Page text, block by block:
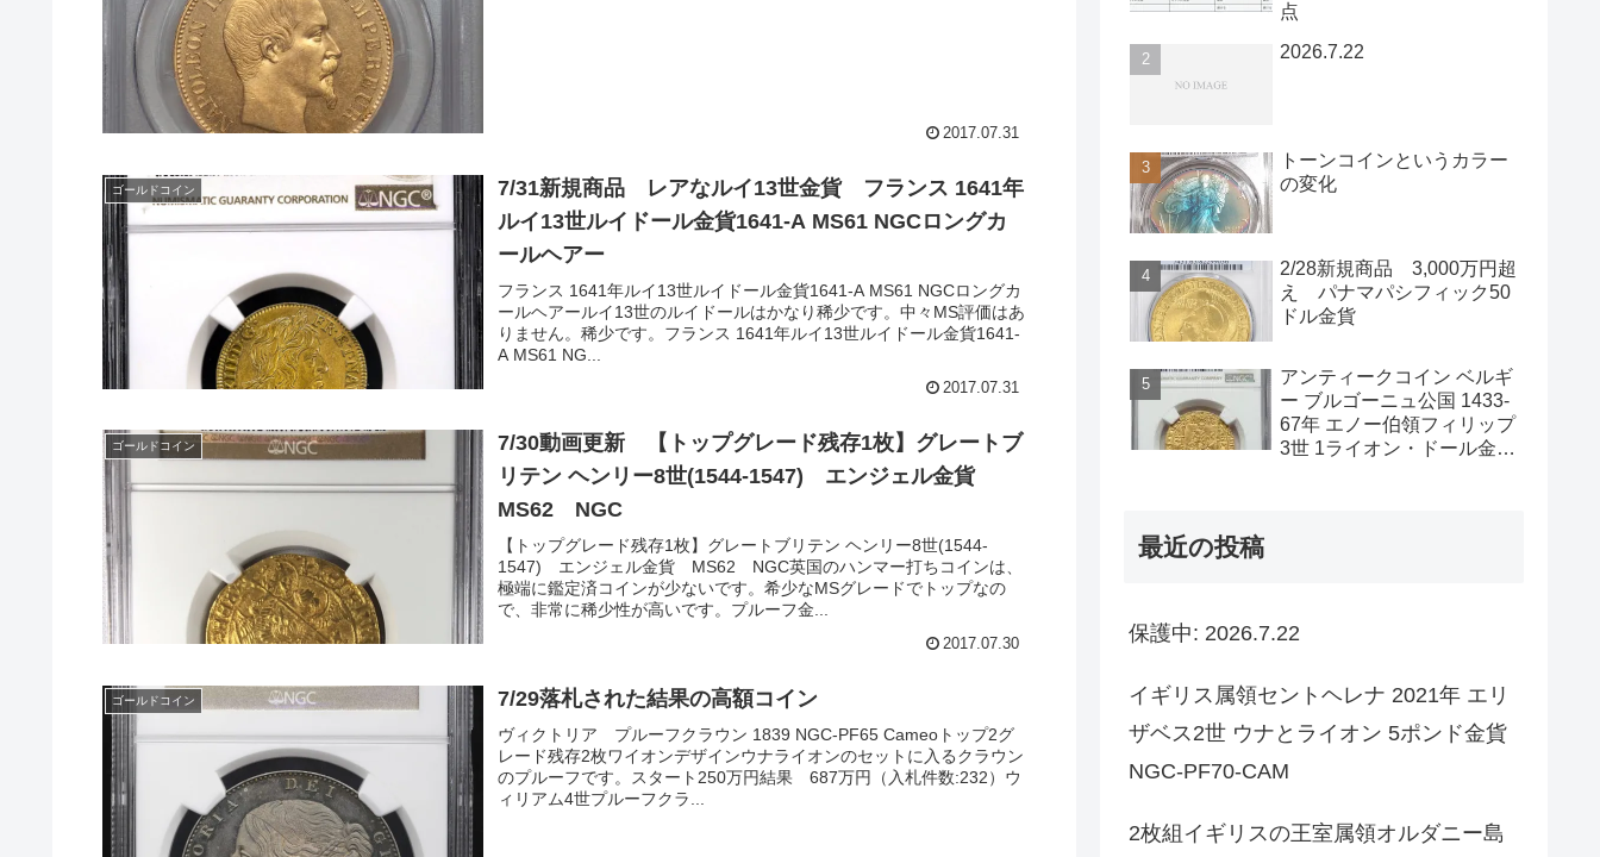
2017.07.31
ゴールドコイン
7/31新規商品 レアなルイ13世金貨 フランス 1641年
ルイ13世ルイドール金貨1641-A MS61 NGCロングカ
ールヘアー
フランス 1641年ルイ13世ルイドール金貨1641-A MS61 NGCロングカ
ールヘアールイ13世のルイドールはかなり稀少です。中々MS評価はあ
りません。稀少です。フランス 1641年ルイ13世ルイドール金貨1641-
A MS61 NG...
2017.07.31
ゴールドコイン
7/30動画更新 【トップグレード残存1枚】グレートブ
リテン ヘンリー8世(1544-1547) エンジェル金貨
MS62 NGC
【トップグレード残存1枚】グレートブリテン ヘンリー8世(1544-
1547) エンジェル金貨 MS62 NGC英国のハンマー打ちコインは、
極端に鑑定済コインが少ないです。希少なMSグレードでトップなの
で、非常に稀少性が高いです。プルーフ金...
2017.07.30
ゴールドコイン 7/29落札された結果の高額コイン
ヴィクトリア プルーフクラウン 1839 NGC-PF65 Cameoトップ2グ
レード残存2枚ワイオンデザインウナライオンのセットに入るクラウン
のプルーフです。スタート250万円結果 687万円（入札件数:232）ウ
ィリアム4世プルーフクラ...
点
2026.7.22
トーンコインというカラー
の変化
2/28新規商品 3,000万円超
え パナマパシフィック50
ドル金貨
アンティークコイン ベルギ
ー ブルゴーニュ公国 1433-
67年 エノー伯領フィリップ
3世 1ライオン・ドール金貨
最近の投稿
保護中: 2026.7.22
イギリス属領セントヘレナ 2021年 エリ
ザベス2世 ウナとライオン 5ポンド金貨
NGC-PF70-CAM
2枚組イギリスの王室属領オルダニー島